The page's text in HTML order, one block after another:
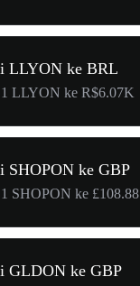
LLYON ke BRL
LLYON ke R$6.07K
SHOPON ke GBP
SHOPON ke £108.88
GLDON ke GBP